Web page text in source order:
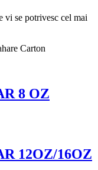
vi se potrivesc cel mai
Carton
8 OZ
12OZ/16OZ